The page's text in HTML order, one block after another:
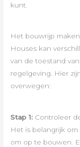
kunt.
Het bouwrijp
Houses kan
van de toestand
regelgeving. Hier
overwegen:
Stap 1: Controleer
Het is belangrijk
om op te bouwen.